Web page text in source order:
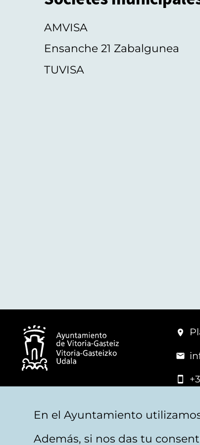
AMVISA
Ensanche 21 Zabalgunea
TUVISA
En el Ayuntamiento
Además, si nos das tu